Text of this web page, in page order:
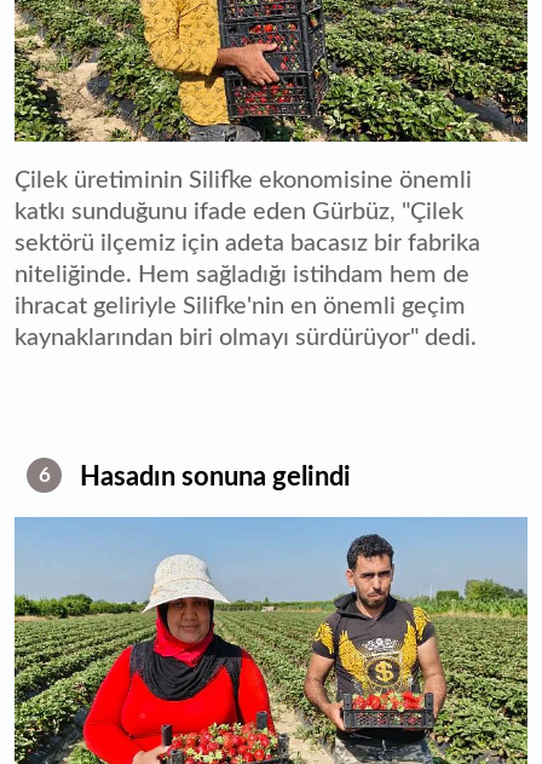
Çilek üretiminin Silifke ekonomisine önemli
katkı sunduğunu ifade eden Gürbüz, "Çilek
sektörü ilçemiz için adeta bacasız bir fabrika
niteliğinde. Hem sağladığı istihdam hem de
ihracat geliriyle Silifke'nin en önemli geçim
kaynaklarından biri olmayı sürdürüyor" dedi.
6 Hasadın sonuna gelindi